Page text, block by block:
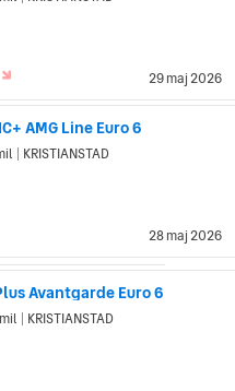
29 maj 2026
AMG Line Euro 6
28 maj 2026
KRISTIANSTAD
Avantgarde Euro 6
KRISTIANSTAD